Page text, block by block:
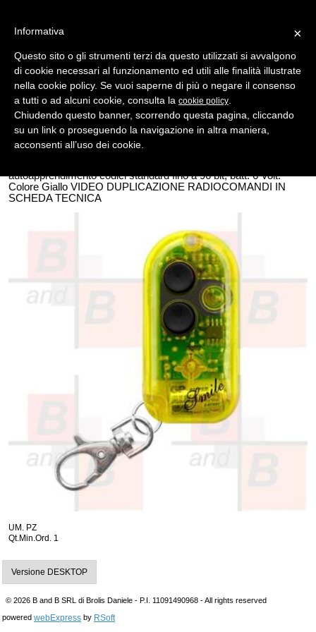
Indietro
TELECOMANDI - AUTOMAZIONE > TELECOMANDI COMPATIBILI
telecomando tx 2 canali smile giallo
autoapprendimento codici standard fino a 96 bit, batt. 6 Volt.
Colore Giallo VIDEO DUPLICAZIONE RADIOCOMANDI IN
SCHEDA TECNICA
UM. PZ
Qt.Min.Ord. 1
Versione DESKTOP
© 2026 B and B SRL di Brolis Daniele - P.I. 11091490968 - All rights reserved
powered webExpress by RSoft
×
Informativa
Questo sito o gli strumenti terzi da questo utilizzati si avvalgono
di cookie necessari al funzionamento ed utili alle finalità illustrate
nella cookie policy. Se vuoi saperne di più o negare il consenso
a tutti o ad alcuni cookie, consulta la cookie policy
Chiudendo questo banner, scorrendo questa pagina, cliccando
su un link o proseguendo la navigazione in altra maniera,
acconsenti all’uso dei cookie.